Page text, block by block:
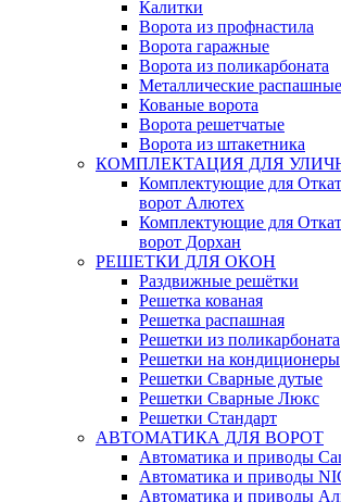
Калитки
Ворота из профнастила
Ворота гаражные
Ворота из поликарбоната
Металлические
Кованые ворота
Ворота решетчатые
Ворота из штакетника
КОМПЛЕКТАЦИЯ ДЛЯ
Комплектующие для
ворот Алютех
Комплектующие для
ворот Дорхан
РЕШЕТКИ ДЛЯ ОКОН
Раздвижные решётки
Решетка кованая
Решетка распашная
Решетки из поликарбоната
Решетки на кондиционеры
Решетки Сварные дутые
Решетки Сварные Люкс
Решетки Стандарт
АВТОМАТИКА ДЛЯ ВОРОТ
Автоматика и приводы
Автоматика и приводы
Автоматика и приводы